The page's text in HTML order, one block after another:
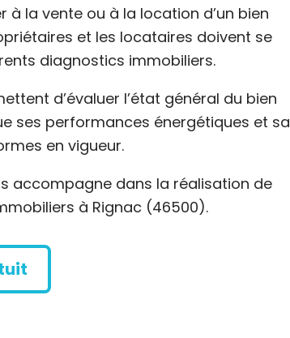
à la vente ou à la location d’un bien
et les locataires doivent se
diagnostics immobiliers.
d’évaluer l’état général du bien
ses performances énergétiques et sa
en vigueur.
accompagne dans la réalisation de
à Rignac (46500).